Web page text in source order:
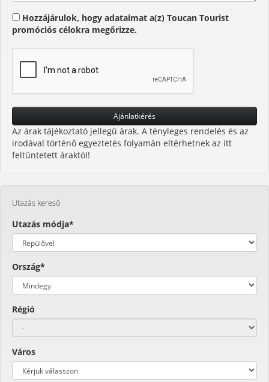
Hozzájárulok, hogy adataimat a(z) Toucan Tourist
promóciós célokra megőrizze.
Az árak tájékoztató jellegű árak. A tényleges rendelés és az
irodával történő egyeztetés folyamán eltérhetnek az itt
feltüntetett áraktól!
Utazás kereső
Utazás módja*
Ország*
Régió
Város